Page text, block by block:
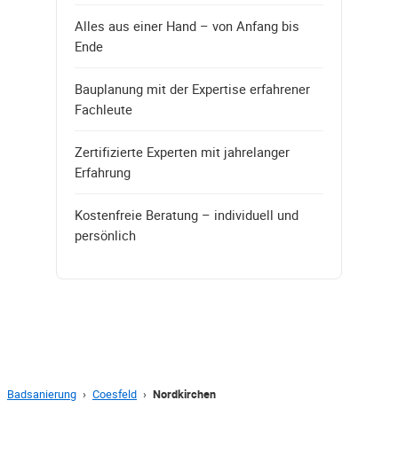
Alles aus einer Hand – von Anfang bis
Ende
Bauplanung mit der Expertise erfahrener
Fachleute
Zertifizierte Experten mit jahrelanger
Erfahrung
Kostenfreie Beratung – individuell und
persönlich
Badsanierung › Coesfeld › Nordkirchen